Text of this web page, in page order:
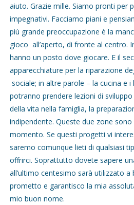
aiuto. Grazie mille. Siamo pronti per
impegnativi. Facciamo piani e
più grande preoccupazione è la
gioco all’aperto, di fronte al centro.
hanno un posto dove giocare. E il
apparecchiature per la riparazione
sociale; in altre parole – la cucina e
potranno prendere lezioni di
della vita nella famiglia, la
indipendente. Queste due zone
momento. Se questi progetti vi
saremo comunque lieti di qualsiasi
offrirci. Soprattutto dovete sapere
all’ultimo centesimo sarà utilizzato a
prometto e garantisco la mia
mio buon nome.